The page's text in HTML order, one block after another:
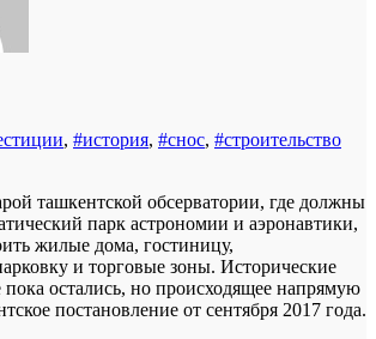
, #история, #снос, #строительство
ташкентской обсерватории, где должны
парк астрономии и аэронавтики,
жилые дома, гостиницу,
и торговые зоны. Исторические
пока остались, но происходящее напрямую
постановление от сентября 2017 года.